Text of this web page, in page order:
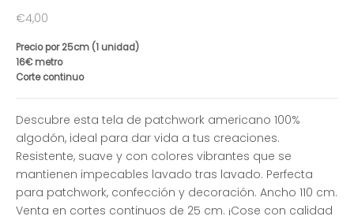
Precio de oferta
€4,00
Precio por 25cm (1 unidad)
16€ metro
Corte continuo
Descubre esta tela de patchwork americano 100%
algodón, ideal para dar vida a tus creaciones.
Resistente, suave y con colores vibrantes que se
mantienen impecables lavado tras lavado. Perfecta
para patchwork, confección y decoración. Ancho 110 cm.
Venta en cortes continuos de 25 cm. ¡Cose con calidad